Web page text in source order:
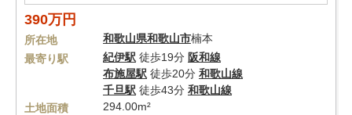
390万円
所在地 和歌山県和歌山市楠本
最寄り駅
紀伊駅 徒歩19分 阪和線
布施屋駅 徒歩20分 和歌山線
千旦駅 徒歩43分 和歌山線
土地面積
294.00m²